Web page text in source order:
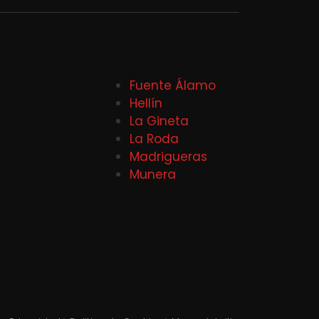
Fuente Álamo
Hellín
La Gineta
La Roda
Madrigueras
Munera